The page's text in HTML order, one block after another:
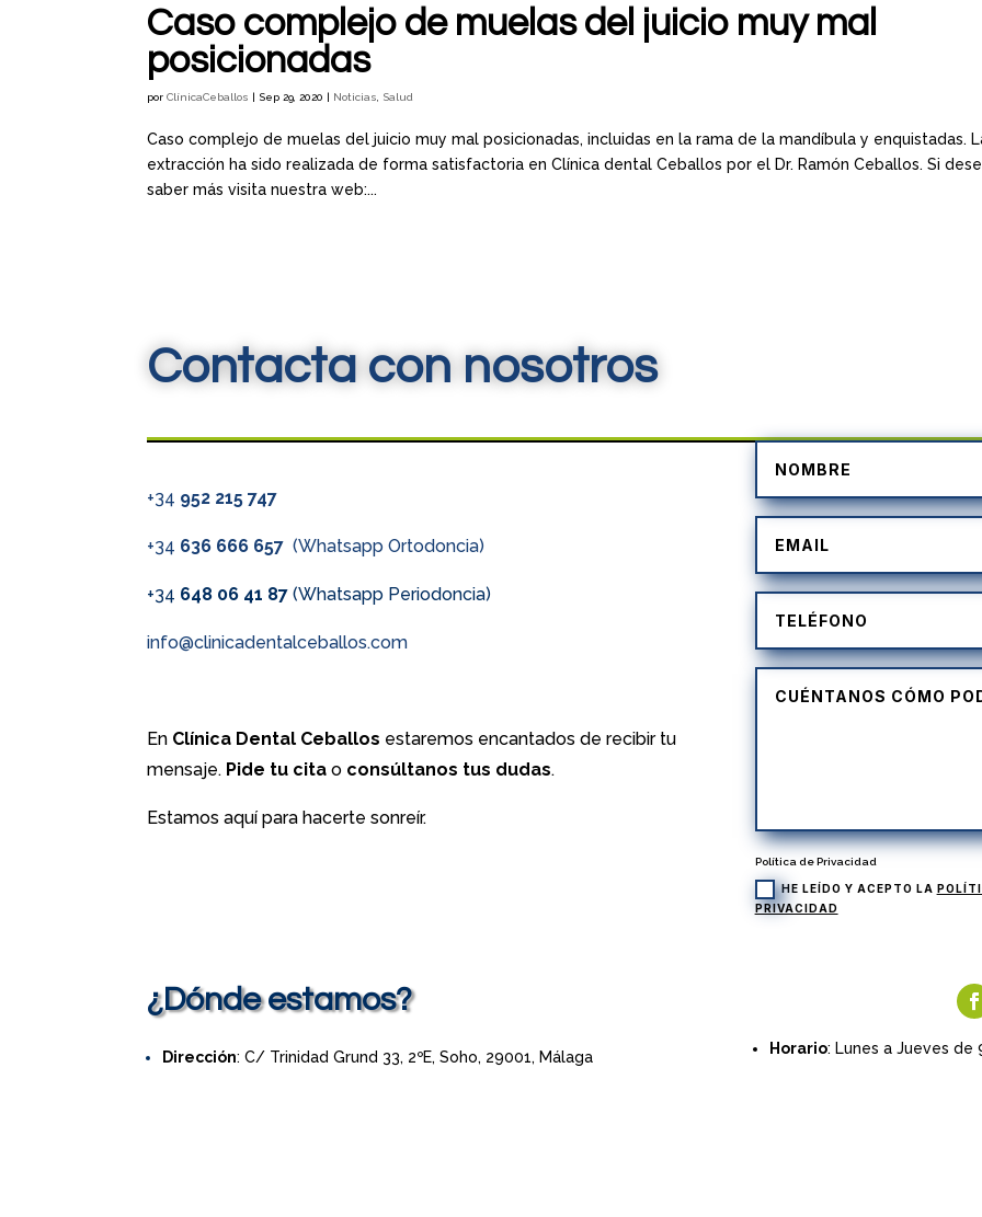
Caso complejo de muelas del juicio muy mal
posicionadas
porClínicaCeballos | Sep 29, 2020 | Noticias Salud
Caso complejo de muelas del juicio muy mal posicionadas, incluidas en la rama de la mandíbula y enquistadas.
extracción ha sido realizada de forma satisfactoria en Clínica dental Ceballos por el Dr. Ramón Ceballos. Si
saber más visita nuestra web:...
Contacta con nosotros
+34 952 215 747
+34 636 666 657(Whatsapp Ortodoncia)
+34 648 06 41 87 (Whatsapp Periodoncia)
info@clinicadentalceballos.com
En Clínica Dental Ceballos estaremos encantados de recibir tu
mensaje. Pide tu cita o consúltanos tus dudas.
Estamos aquí para hacerte sonreír.
Política de Privacidad
HE LEÍDO Y ACEPTO LA
PRIVACIDAD
¿Dónde estamos?
Dirección: C/ Trinidad Grund 33, 2ºE, Soho, 29001, Málaga
Horario: Lunes a Jueves de